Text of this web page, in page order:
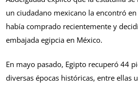
un ciudadano mexicano la encontró
había comprado recientemente y
embajada egipcia en México.
En mayo pasado, Egipto recuperó 44
diversas épocas históricas, entre ellas